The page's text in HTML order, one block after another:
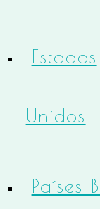
Estados
Unidos
Países